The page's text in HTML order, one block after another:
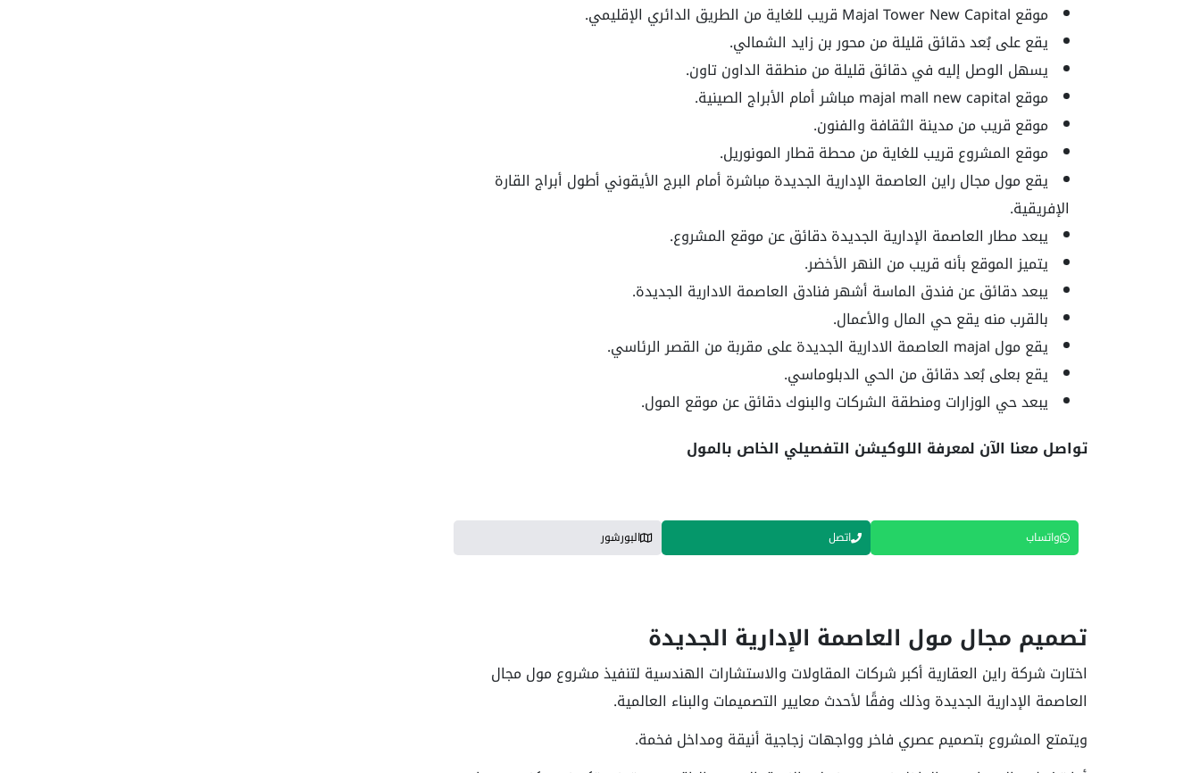
موقع Majal Tower New Capital قريب للغاية من الطريق الدائري الإقليمي.
يقع على بُعد دقائق قليلة من محور بن زايد الشمالي.
يسهل الوصل إليه في دقائق قليلة من منطقة الداون تاون.
موقع majal mall new capital مباشر أمام الأبراج الصينية.
موقع قريب من مدينة الثقافة والفنون.
موقع المشروع قريب للغاية من محطة قطار المونوريل.
يقع مول مجال راين العاصمة الإدارية الجديدة مباشرة أمام البرج الأيقوني أطول أبراج القارة
الإفريقية.
يبعد مطار العاصمة الإدارية الجديدة دقائق عن موقع المشروع.
يتميز الموقع بأنه قريب من النهر الأخضر.
يبعد دقائق عن فندق الماسة أشهر فنادق العاصمة الادارية الجديدة.
بالقرب منه يقع حي المال والأعمال.
يقع مول majal العاصمة الادارية الجديدة
على مقربة من القصر الرئاسي.
يقع بعلى بُعد دقائق من الحي الدبلوماسي.
يبعد حي الوزارات ومنطقة الشركات والبنوك دقائق عن موقع المول.
تواصل معنا الآن لمعرفة اللوكيشن التفصيلي الخاص بالمول
واتساب اتصل البورشور
تصميم مجال مول العاصمة الإدارية الجديدة
اختارت شركة راين العقارية أكبر شركات المقاولات والاستشارات الهندسية لتنفيذ مشروع مول مجال
العاصمة الإدارية الجديدة وذلك وفقًا لأحدث معايير التصميمات والبناء العالمية.
ويتمتع المشروع بتصميم عصري فاخر وواجهات زجاجية أنيقة ومداخل فخمة.